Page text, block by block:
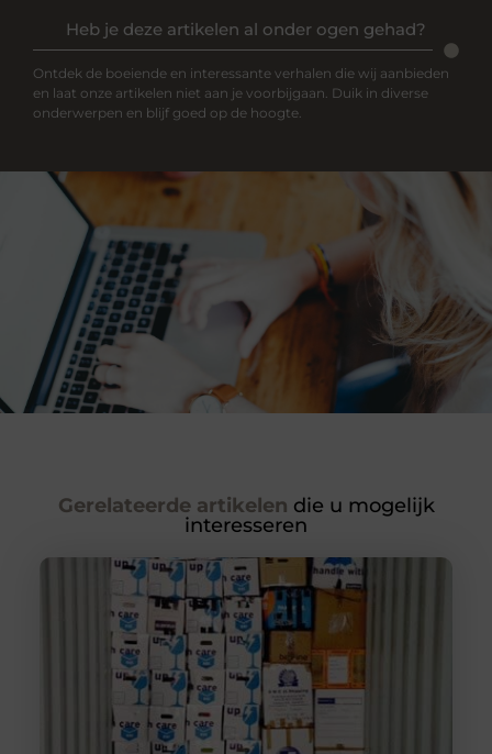
Heb je deze artikelen al onder ogen gehad?
Ontdek de boeiende en interessante verhalen die wij aanbieden
en laat onze artikelen niet aan je voorbijgaan. Duik in diverse
onderwerpen en blijf goed op de hoogte.
Gerelateerde artikelen die u mogelijk
interesseren